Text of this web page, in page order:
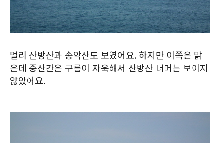
멀리 산방산과 송악산도 보였어요. 하지만 이쪽은 맑
은데 중산간은 구름이 자욱해서 산방산 너머는 보이지
않았어요.